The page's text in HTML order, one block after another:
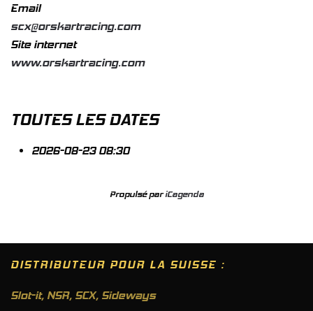
Email
scx@orskartracing.com
Site internet
www.orskartracing.com
TOUTES LES DATES
2026-08-2308:30
Propulsé pariCagenda
DISTRIBUTEUR POUR LA SUISSE :
Slot-it, NSR, SCX, Sideways